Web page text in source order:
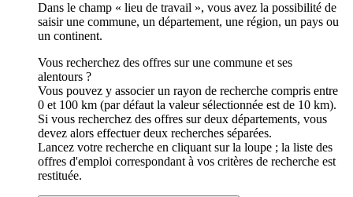
Dans le champ « lieu de travail », vous avez la possibilité de
saisir une commune, un département, une région, un pays ou
un continent.
Vous recherchez des offres sur une commune et ses
alentours ?
Vous pouvez y associer un rayon de recherche compris entre
0 et 100 km (par défaut la valeur sélectionnée est de 10 km).
Si vous recherchez des offres sur deux départements, vous
devez alors effectuer deux recherches séparées.
Lancez votre recherche en cliquant sur la loupe ; la liste des
offres d'emploi correspondant à vos critères de recherche est
restituée.